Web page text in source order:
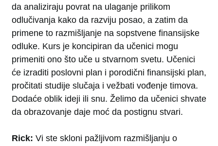
da analiziraju povrat na ulaganje prilikom
odlučivanja kako da razviju posao, a zatim da
primene to razmišljanje na sopstvene finansijske
odluke. Kurs je koncipiran da učenici mogu
primeniti ono što uče u stvarnom svetu. Učenici
će izraditi poslovni plan i porodični finansijski plan,
pročitati studije slučaja i vežbati vođenje timova.
Dodaće oblik ideji ili snu. Želimo da učenici shvate
da obrazovanje daje moć da postignu stvari.
Rick: Vi ste skloni pažljivom razmišljanju o